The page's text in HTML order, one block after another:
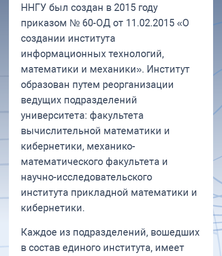
ННГУ был создан в 2015 году
приказом № 60-ОД от 11.02.2015 «О
создании института
информационных технологий,
математики и механики». Институт
образован путем реорганизации
ведущих подразделений
университета: факультета
вычислительной математики и
кибернетики, механико-
математического факультета и
научно-исследовательского
института прикладной математики и
кибернетики.
Каждое из подразделений, вошедших
в состав единого института, имеет